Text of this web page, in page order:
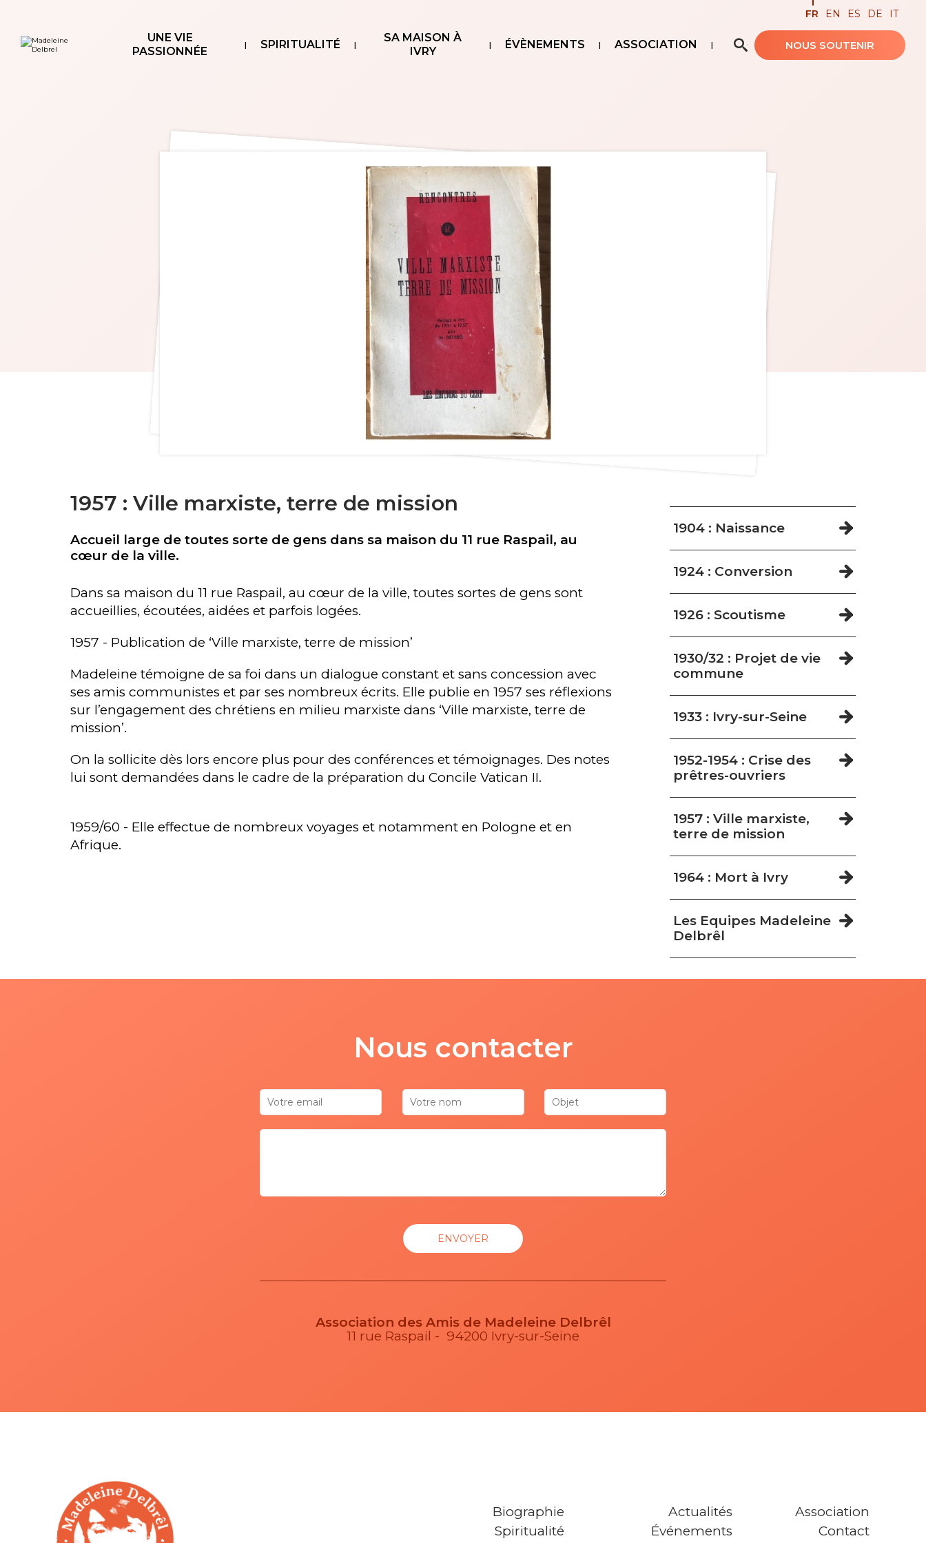
UNE VIE
PASSIONNÉE
SPIRITUALITÉ
SA MAISON À
IVRY
ÉVÈNEMENTS ASSOCIATION Recherche avancée…
FR EN ES DE IT
NOUS SOUTENIR
1957 : Ville marxiste, terre de mission
Accueil large de toutes sorte de gens dans sa maison du 11 rue Raspail, au
cœur de la ville.
Dans sa maison du 11 rue Raspail, au cœur de la ville, toutes sortes de gens sont
accueillies, écoutées, aidées et parfois logées.
1957 - Publication de ‘Ville marxiste, terre de mission’
Madeleine témoigne de sa foi dans un dialogue constant et sans concession avec
ses amis communistes et par ses nombreux écrits. Elle publie en 1957 ses réflexions
sur l’engagement des chrétiens en milieu marxiste dans ‘Ville marxiste, terre de
mission’.
On la sollicite dès lors encore plus pour des conférences et témoignages. Des notes
lui sont demandées dans le cadre de la préparation du Concile Vatican II.
1959/60 - Elle effectue de nombreux voyages et notamment en Pologne et en
Afrique.
Navigation
1904 : Naissance
1924 : Conversion
1926 : Scoutisme
1930/32 : Projet de vie
commune
1933 : Ivry-sur-Seine
1952-1954 : Crise des
prêtres-ouvriers
1957 : Ville marxiste,
terre de mission
1964 : Mort à Ivry
Les Equipes Madeleine
Delbrêl
Nous contacter
Association des Amis de Madeleine Delbrêl
11 rue Raspail - 94200 Ivry-sur-Seine
Biographie
Spiritualité
Actualités
Événements
Association
Contact